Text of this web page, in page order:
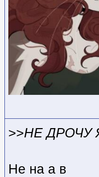
>>НЕ ДРОЧУ
Не на а в